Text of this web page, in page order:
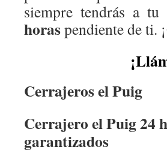
siempre tendrás a
horaspendiente de ti.
Cerrajeros el Puig
Cerrajero el Puig 24
garantizados